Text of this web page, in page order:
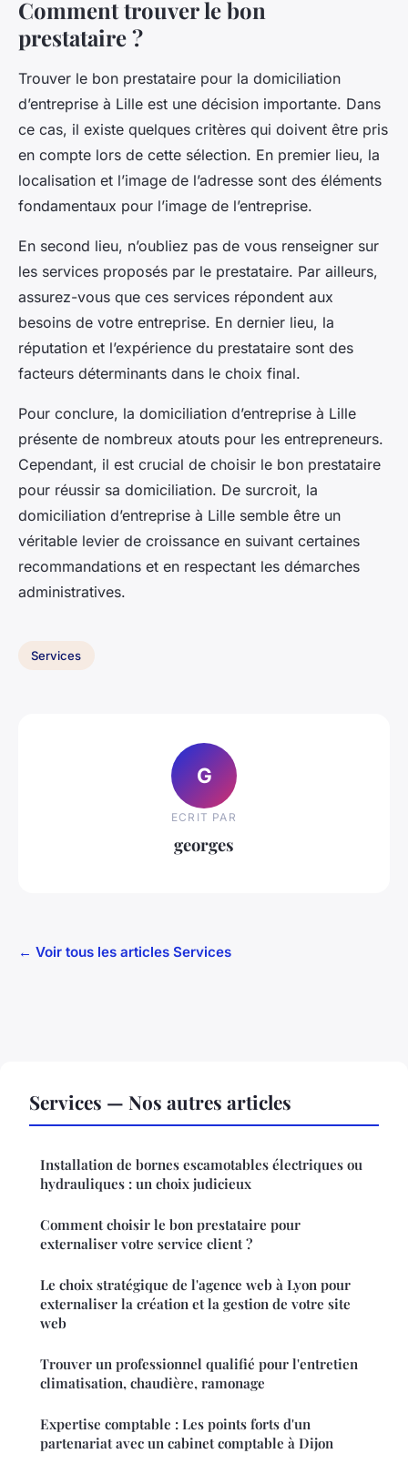
Comment trouver le bon
prestataire ?
Trouver le bon prestataire pour la domiciliation
d’entreprise à Lille est une décision importante. Dans
ce cas, il existe quelques critères qui doivent être pris
en compte lors de cette sélection. En premier lieu, la
localisation et l’image de l’adresse sont des éléments
fondamentaux pour l’image de l’entreprise.
En second lieu, n’oubliez pas de vous renseigner sur
les services proposés par le prestataire. Par ailleurs,
assurez-vous que ces services répondent aux
besoins de votre entreprise. En dernier lieu, la
réputation et l’expérience du prestataire sont des
facteurs déterminants dans le choix final.
Pour conclure, la domiciliation d’entreprise à Lille
présente de nombreux atouts pour les entrepreneurs.
Cependant, il est crucial de choisir le bon prestataire
pour réussir sa domiciliation. De surcroit, la
domiciliation d’entreprise à Lille semble être un
véritable levier de croissance en suivant certaines
recommandations et en respectant les démarches
administratives.
Services
G
ECRIT PAR
georges
← Voir tous les articles Services
Services — Nos autres articles
Installation de bornes escamotables électriques ou
hydrauliques : un choix judicieux
Comment choisir le bon prestataire pour
externaliser votre service client ?
Le choix stratégique de l'agence web à Lyon pour
externaliser la création et la gestion de votre site
web
Trouver un professionnel qualifié pour l'entretien
climatisation, chaudière, ramonage
Expertise comptable : Les points forts d'un
partenariat avec un cabinet comptable à Dijon